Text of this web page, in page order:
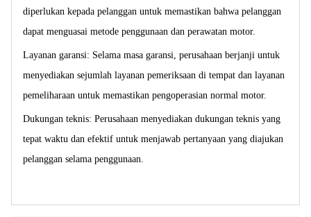
diperlukan kepada pelanggan untuk memastikan bahwa pelanggan
dapat menguasai metode penggunaan dan perawatan motor.
Layanan garansi: Selama masa garansi, perusahaan berjanji untuk
menyediakan sejumlah layanan pemeriksaan di tempat dan layanan
pemeliharaan untuk memastikan pengoperasian normal motor.
Dukungan teknis: Perusahaan menyediakan dukungan teknis yang
tepat waktu dan efektif untuk menjawab pertanyaan yang diajukan
pelanggan selama penggunaan.